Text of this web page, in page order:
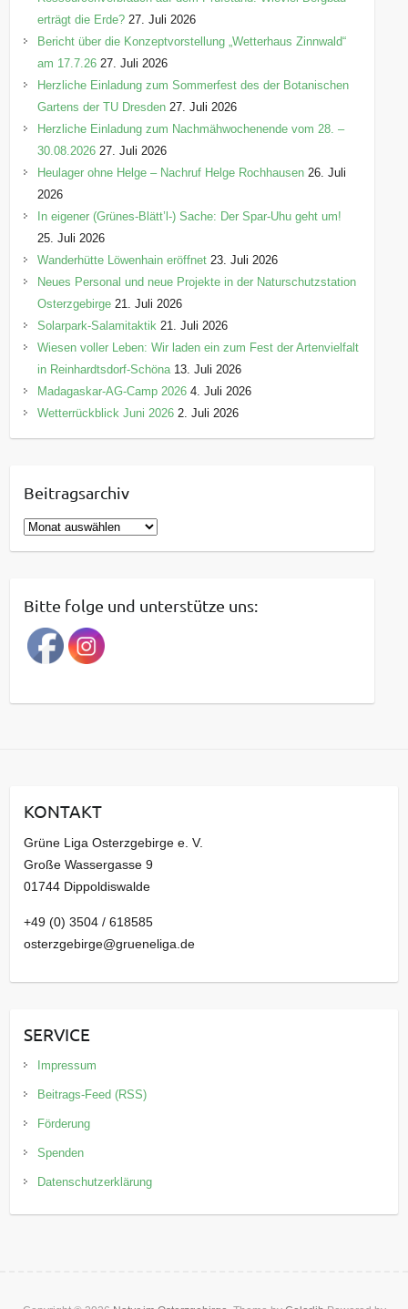
erträgt die Erde? 27. Juli 2026
Bericht über die Konzeptvorstellung „Wetterhaus Zinnwald“
am 17.7.26 27. Juli 2026
Herzliche Einladung zum Sommerfest des der Botanischen
Gartens der TU Dresden 27. Juli 2026
Herzliche Einladung zum Nachmähwochenende vom 28. –
30.08.2026 27. Juli 2026
Heulager ohne Helge – Nachruf Helge Rochhausen 26. Juli
2026
In eigener (Grünes-Blätt’l-) Sache: Der Spar-Uhu geht um!
25. Juli 2026
Wanderhütte Löwenhain eröffnet 23. Juli 2026
Neues Personal und neue Projekte in der Naturschutzstation
Osterzgebirge 21. Juli 2026
Solarpark-Salamitaktik 21. Juli 2026
Wiesen voller Leben: Wir laden ein zum Fest der Artenvielfalt
in Reinhardtsdorf-Schöna 13. Juli 2026
Madagaskar-AG-Camp 2026 4. Juli 2026
Wetterrückblick Juni 2026 2. Juli 2026
Beitragsarchiv
B
e
r
a
g
a
v
Bitte folge und unterstütze uns:
KONTAKT
Grüne Liga Osterzgebirge e. V.
Große Wassergasse 9
01744 Dippoldiswalde
+49 (0) 3504 / 618585
osterzgebirge@grueneliga.de
SERVICE
Impressum
Beitrags-Feed (RSS)
Förderung
Spenden
Datenschutzerklärung